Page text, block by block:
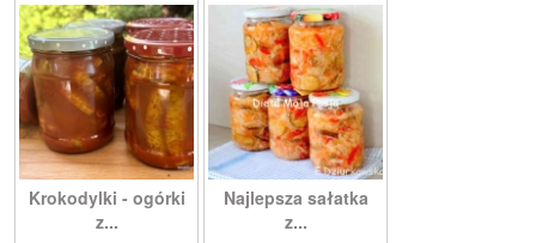
Krokodylki - ogórki
z...
Najlepsza sałatka
z...